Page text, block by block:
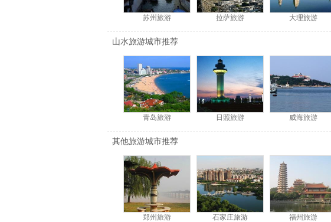
苏州旅游 拉萨旅游 大理旅游
山水旅游城市推荐
青岛旅游 日照旅游 威海旅游
其他旅游城市推荐
郑州旅游 石家庄旅游 福州旅游